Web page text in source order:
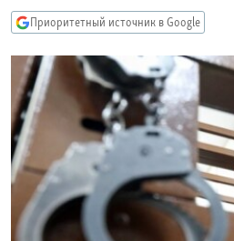
КАВКАЗ.РЕАЛИИ
СИБИРЬ.РЕАЛИИ
РАСПИСАНИЕ ВЕЩАНИЯ
ПОДПИШИТЕСЬ НА РАССЫЛКУ
СОЦИАЛЬНЫЕ СЕТИ
Приоритетный источник в Google